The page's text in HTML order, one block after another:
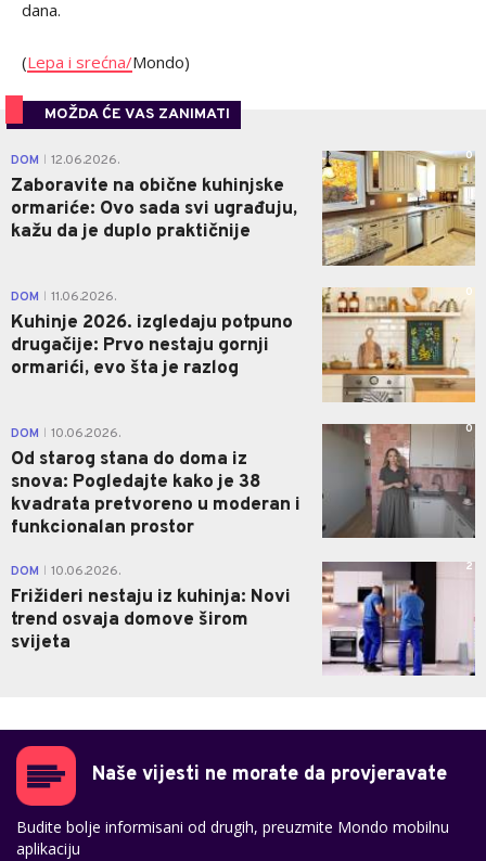
dana.
(Lepa i srećna/Mondo)
MOŽDA ĆE VAS ZANIMATI
DOM 12.06.2026.
Zaboravite na obične kuhinjske
ormariće: Ovo sada svi ugrađuju,
kažu da je duplo praktičnije
0
DOM 11.06.2026.
Kuhinje 2026. izgledaju potpuno
drugačije: Prvo nestaju gornji
ormarići, evo šta je razlog
0
DOM 10.06.2026.
Od starog stana do doma iz
snova: Pogledajte kako je 38
kvadrata pretvoreno u moderan i
funkcionalan prostor
0
DOM 10.06.2026.
Frižideri nestaju iz kuhinja: Novi
trend osvaja domove širom
svijeta
2
Naše vijesti ne morate da provjeravate
Budite bolje informisani od drugih, preuzmite Mondo mobilnu
aplikaciju